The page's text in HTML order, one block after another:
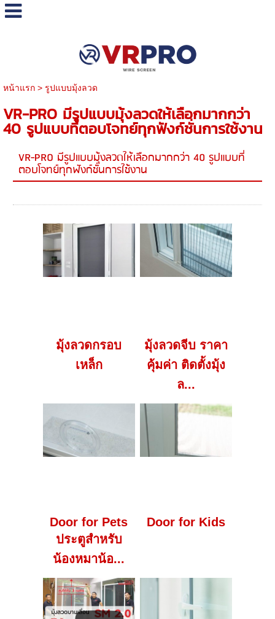
หน้าแรก> รูปแบบมุ้งลวด
VR-PRO มีรูปแบบมุ้งลวดให้เลือกมากกว่า
40 รูปแบบที่ตอบโจทย์ทุกฟังก์ชั่นการใช้งาน
VR-PRO มีรูปแบบมุ้งลวดให้เลือกมากกว่า 40 รูปแบบที่
ตอบโจทย์ทุกฟังก์ชั่นการใช้งาน
มุ้งลวดกรอบ
เหล็ก
มุ้งลวดจีบ ราคา
คุ้มค่า ติดตั้งมุ้ง
ล...
Door for Pets
ประตูสำหรับ
น้องหมาน้อ...
Door for Kids